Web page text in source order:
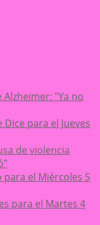
"Ya no
para el Jueves
de violencia
el Miércoles 5
para el Martes 4